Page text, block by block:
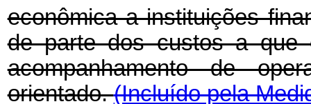
econômica a instituições
de parte dos custos a que
acompanhamento de
orientado.(Incluído pela